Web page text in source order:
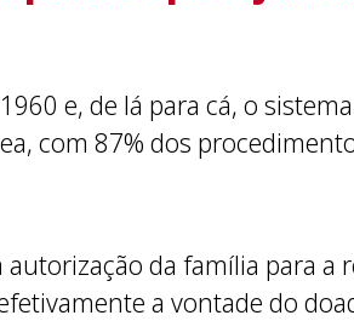
e, de lá para cá, o
com 87% dos
da família para a
a vontade do